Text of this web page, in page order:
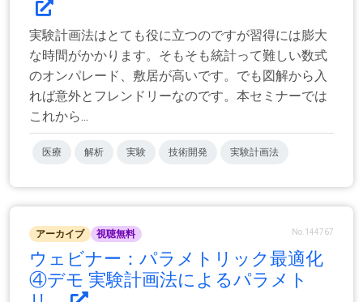
実験計画法はとても役に立つのですが習得には膨大
な時間がかかります。そもそも統計って難しい数式
のオンパレード、敷居が高いです。でも図解から入
れば意外とフレンドリーなのです。本セミナーでは
これから...
医療 解析 実験 技術開発 実験計画法
アーカイブ 視聴無料 No.144767
ウェビナー：パラメトリック最適化
④デモ 実験計画法によるパラメト